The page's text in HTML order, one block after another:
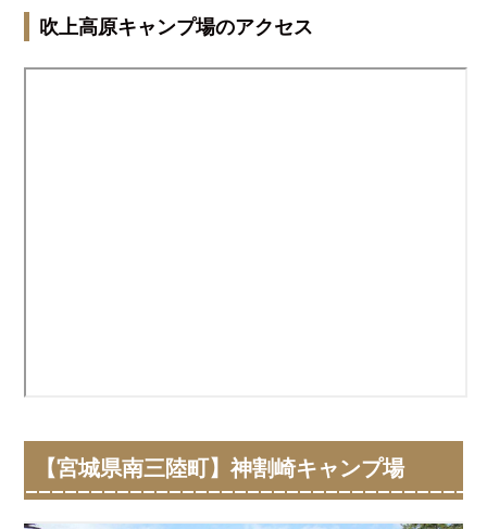
吹上高原キャンプ場のアクセス
【宮城県南三陸町】神割崎キャンプ場